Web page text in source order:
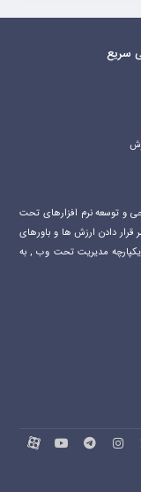
سریع
در زمینه طراحی و توسعه نرم افزارهای تحت
قرار دادن ارزش ها و باورهای
مدیریت تحت وب , به